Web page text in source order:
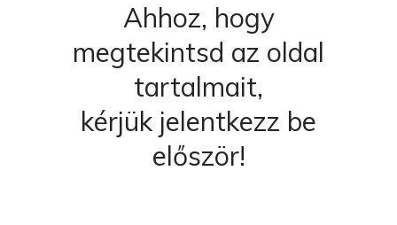
Ahhoz, hogy
megtekintsd az oldal
tartalmait,
kérjük jelentkezz be
először!